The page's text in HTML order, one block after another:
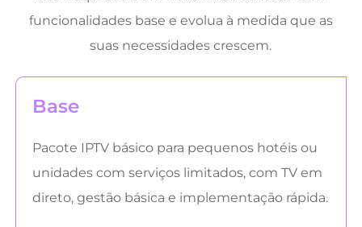
funcionalidades base e evolua à medida que as
suas necessidades crescem.
Base
Pacote IPTV básico para pequenos hotéis ou
unidades com serviços limitados, com TV em
direto, gestão básica e implementação rápida.